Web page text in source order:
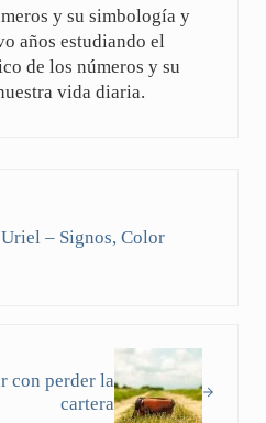
y su simbología y
años estudiando el
de los números y su
vida diaria.
– Signos, Color
con perder la
cartera